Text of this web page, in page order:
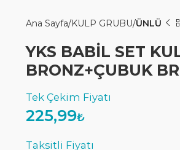
Ana Sayfa KULP GRUBU ÜNLÜ
YKS BABİL SET
BRONZ+ÇUBUK
225,99₺